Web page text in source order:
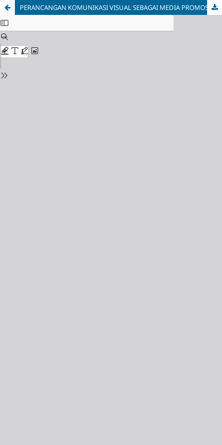
PERANCANGAN KOMUNIKASI VISUAL SEBAGAI MEDIA PROMOSI SILVERHAND.ID CLOTHING COMPANY